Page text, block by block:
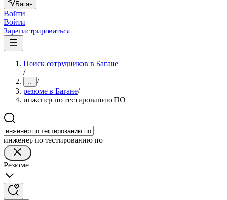
Баган
Войти
Войти
Зарегистрироваться
Поиск сотрудников в Багане
/
... /
резюме в Багане/
инженер по тестированию ПО
инженер по тестированию по
Резюме